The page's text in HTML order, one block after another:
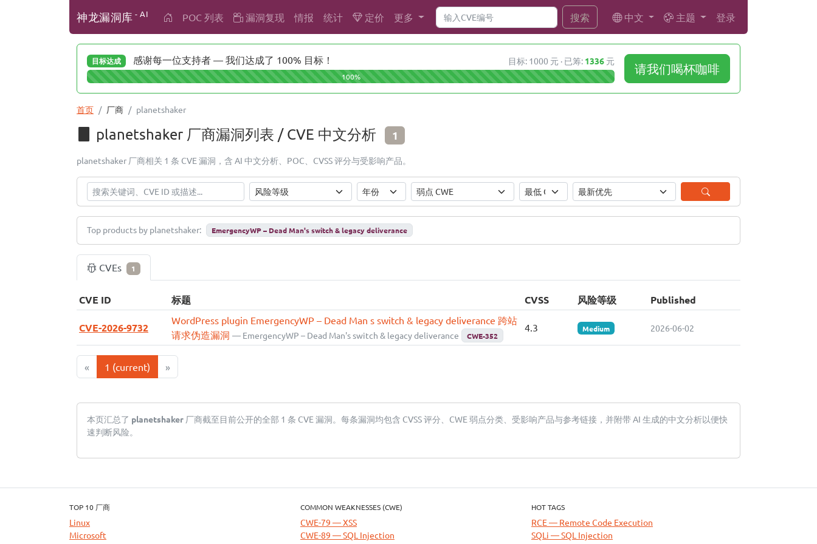
神龙漏洞库 - AI POC 列表 漏洞复现 情报 统计 定价 更多 搜索 中文 主题 登录
目标达成 感谢每一位支持者 — 我们达成了 100% 目标！ 目标: 1000 元 · 已筹: 1336 元
100%
请我们喝杯咖啡
首页 厂商 planetshaker
planetshaker 厂商漏洞列表 / CVE 中文分析 1
planetshaker 厂商相关 1 条 CVE 漏洞，含 AI 中文分析、POC、CVSS 评分与受影响产品。
Top products by planetshaker: EmergencyWP – Dead Man's switch & legacy deliverance
CVEs 1
CVE ID 标题 CVSS 风险等级 Published
CVE-2026-9732
WordPress plugin EmergencyWP – Dead Man s switch & legacy deliverance 跨站
请求伪造漏洞 — EmergencyWP – Dead Man's switch & legacy deliverance CWE-352
4.3 Medium 2026-06-02
« 1 (current) »
本页汇总了 planetshaker 厂商截至目前公开的全部 1 条 CVE 漏洞。每条漏洞均包含 CVSS 评分、CWE 弱点分类、受影响产品与参考链接，并附带 AI 生成的中文分析以便快
速判断风险。
TOP 10 厂商
Linux
Microsoft
COMMON WEAKNESSES (CWE)
CWE-79 — XSS
CWE-89 — SQL Injection
HOT TAGS
RCE — Remote Code Execution
SQLi — SQL Injection